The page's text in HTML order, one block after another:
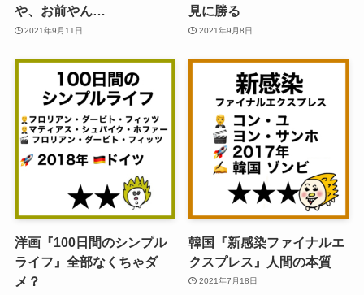
や、お前やん…
2021年9月11日
見に勝る
2021年9月8日
洋画『100日間のシンプル
ライフ』全部なくちゃダ
メ？
韓国『新感染ファイナルエ
クスプレス』人間の本質
2021年7月18日